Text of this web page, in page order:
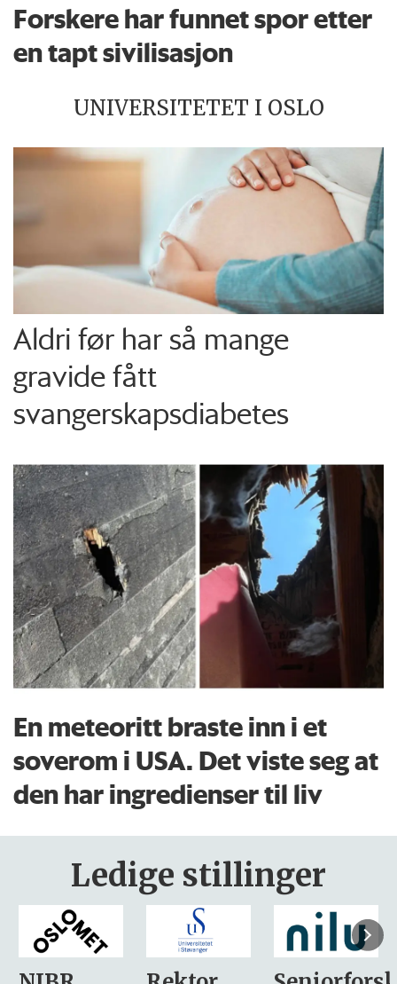
Forskere har funnet spor etter
en tapt sivilisasjon
UNIVERSITETET I OSLO
Aldri før har så mange
gravide fått
svangerskapsdiabetes
En meteoritt braste inn i et
soverom i USA. Det viste seg at
den har ingredienser til liv
Ledige stillinger